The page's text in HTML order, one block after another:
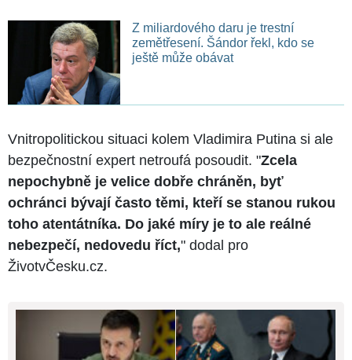
Z miliardového daru je trestní
zemětřesení. Šándor řekl, kdo se
ještě může obávat
Vnitropolitickou situaci kolem Vladimira Putina si ale
bezpečnostní expert netroufá posoudit. "Zcela
nepochybně je velice dobře chráněn, byť
ochránci bývají často těmi, kteří se stanou rukou
toho atentátníka. Do jaké míry je to ale reálné
nebezpečí, nedovedu říct," dodal pro
ŽivotvČesku.cz.